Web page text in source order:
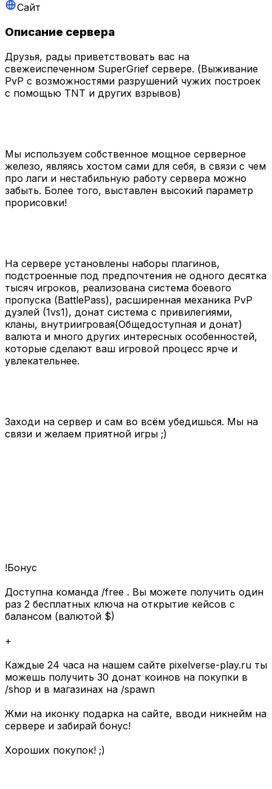
Сайт
Описание сервера
Друзья, рады приветствовать вас на
свежеиспеченном SuperGrief сервере. (Выживание
PvP с возможностями разрушений чужих построек
с помощью TNT и других взрывов)
Мы используем собственное мощное серверное
железо, являясь хостом сами для себя, в связи с чем
про лаги и нестабильную работу сервера можно
забыть. Более того, выставлен высокий параметр
прорисовки!
На сервере установлены наборы плагинов,
подстроенные под предпочтения не одного десятка
тысяч игроков, реализована система боевого
пропуска (BattlePass), расширенная механика PvP
дуэлей (1vs1), донат система с привилегиями,
кланы, внутриигровая(Общедоступная и донат)
валюта и много других интересных особенностей,
которые сделают ваш игровой процесс ярче и
увлекательнее.
Заходи на сервер и сам во всём убедишься. Мы на
связи и желаем приятной игры ;)
!Бонус
Доступна команда /free . Вы можете получить один
раз 2 бесплатных ключа на открытие кейсов с
балансом (валютой $)
+
Каждые 24 часа на нашем сайте pixelverse-play.ru ты
можешь получить 30 донат коинов на покупки в
/shop и в магазинах на /spawn
Жми на иконку подарка на сайте, вводи никнейм на
сервере и забирай бонус!
Хороших покупок! ;)